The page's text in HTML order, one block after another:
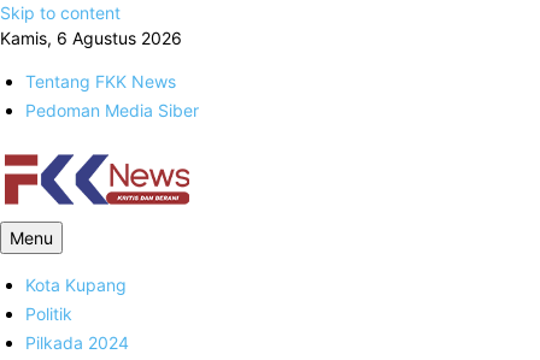
Skip to content
Kamis, 6 Agustus 2026
Tentang FKK News
Pedoman Media Siber
FKK News
Menu
Kota Kupang
Politik
Pilkada 2024